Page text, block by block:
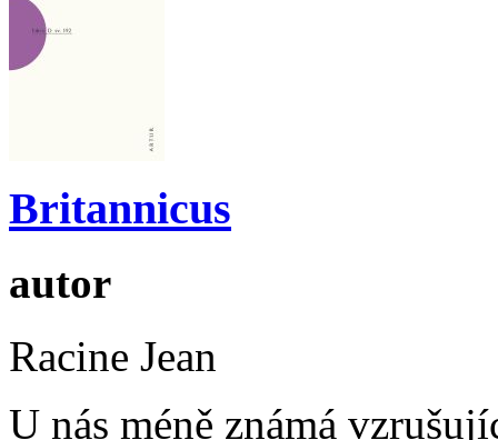
Britannicus
autor
Racine Jean
U nás méně známá